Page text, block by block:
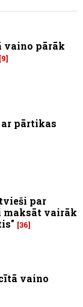
vaino pārāk
9
pārtikas
par
maksāt vairāk
36
vaino